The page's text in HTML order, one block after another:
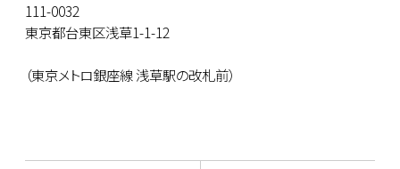
111-0032
東京都台東区浅草1-1-12
（東京メトロ銀座線 浅草駅の改札前）